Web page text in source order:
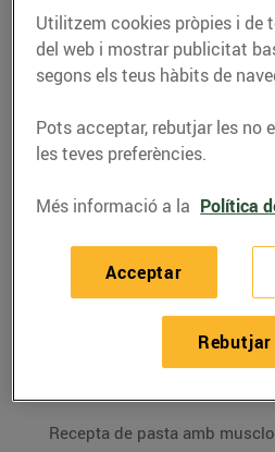
RECEPTES
Recepta de
musclos i
08/de març/2019
Recepta de pasta amb
Utilitzem cookies pròpies i de
del web i mostrar publicitat
segons els teus hàbits de
Pots acceptar, rebutjar les no
les teves preferències.
Més informació a la Política
Rebutjar
Acceptar